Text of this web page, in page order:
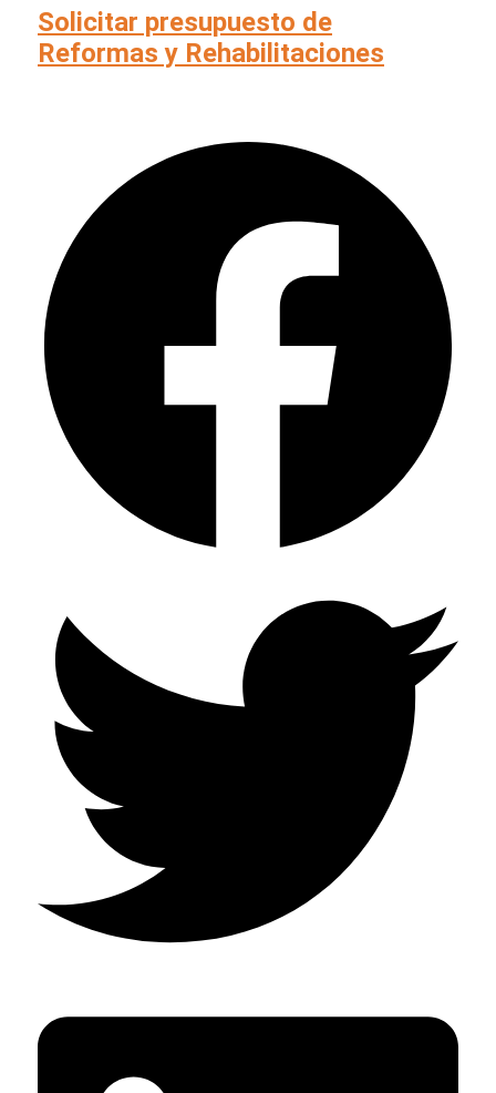
Solicitar presupuesto de
Reformas y Rehabilitaciones